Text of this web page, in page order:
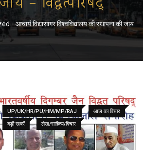
-आचार्य विद्यासागर विश्वविद्यालय की स्थापना की जाय
UP/UK/HR/PU/HM/MP/RAJ
आज का विचार
बड़ी खबरें लेख/साहित्य/विचार